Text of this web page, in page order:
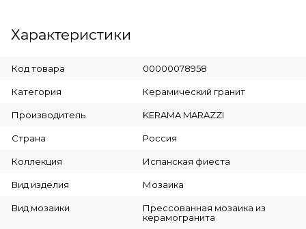
Характеристики
Код товара 00000078958
Категория Керамический гранит
Производитель KERAMA MARAZZI
Страна Россия
Коллекция Испанская фиеста
Вид изделия Мозаика
Вид мозаики
Прессованная мозаика из
керамогранита